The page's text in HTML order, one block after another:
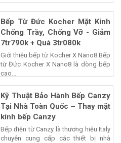
Bếp Từ Đức Kocher Mặt Kính
Chống Trầy, Chống Vỡ - Giảm
7tr790k + Quà 3tr080k
Giới thiệu bếp từ Kocher X Nano8 Bếp
từ Đức Kocher X Nano8 là dòng bếp
cao...
Kỹ Thuật Bảo Hành Bếp Canzy
Tại Nhà Toàn Quốc – Thay mặt
kính bếp Canzy
Bếp điện từ Canzy là thương hiệu Italy
chuyên cung cấp các thiết bị nhà